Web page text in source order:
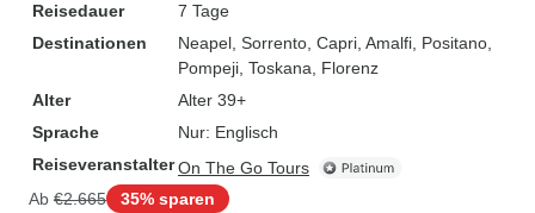
Reisedauer
7 Tage
Destinationen
Neapel , Sorrento , Capri , Amalfi , Positano
Pompeji , Toskana , Florenz
Alter
Alter 39+
Sprache
Nur: Englisch
ReiseveranstalterOn The Go Tours
Ab €2.665 35% sparen